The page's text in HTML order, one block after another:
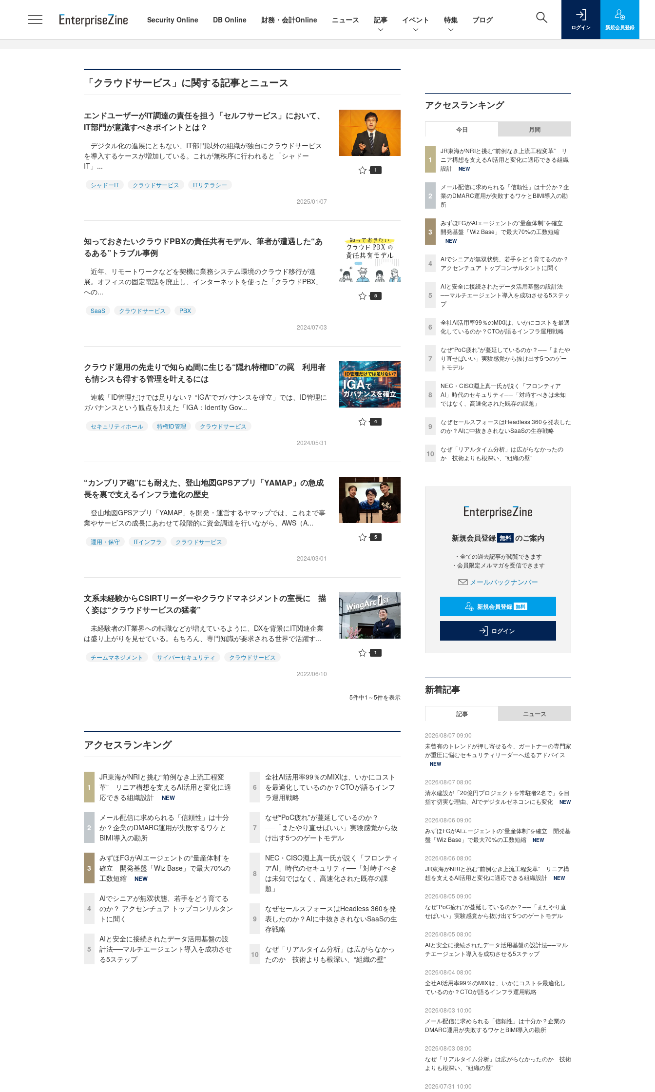
Security Online DB Online 財務・会計Online ニュース 記事 イベント 特集 ブログ
ログイン 新規会員登録
「クラウドサービス」に関する記事とニュース
エンドユーザーがIT調達の責任を担う「セルフサービス」において、
IT部門が意識すべきポイントとは？
デジタル化の進展にともない、IT部門以外の組織が独自にクラウドサービス
を導入するケースが増加している。これが無秩序に行われると「シャドー
IT」...
シャドーIT クラウドサービス
ITリテラシー
2025/01/07
1
知っておきたいクラウドPBXの責任共有モデル、筆者が遭遇した“あ
るある”トラブル事例
近年、リモートワークなどを契機に業務システム環境のクラウド移行が進
展。オフィスの固定電話を廃止し、インターネットを使った「クラウドPBX」
への...
SaaS クラウドサービス
PBX
2024/07/03
5
クラウド運用の先走りで知らぬ間に生じる“隠れ特権ID”の罠 利用者
も情シスも得する管理を叶えるには
連載「ID管理だけでは足りない？ “IGA”でガバナンスを確立」では、ID管理に
ガバナンスという観点を加えた「IGA：Identity Gov...
セキュリティホール 特権ID管理
クラウドサービス
2024/05/31
4
“カンブリア砲”にも耐えた、登山地図GPSアプリ「YAMAP」の急成
長を裏で支えるインフラ進化の歴史
登山地図GPSアプリ「YAMAP」を開発・運営するヤマップでは、これまで事
業やサービスの成長にあわせて段階的に資金調達を行いながら、AWS（A...
運用・保守 ITインフラ
クラウドサービス
2024/03/01
5
文系未経験からCSIRTリーダーやクラウドマネジメントの室長に 描
く姿は“クラウドサービスの猛者”
未経験者のIT業界への転職などが増えているように、DXを背景にIT関連企業
は盛り上がりを見せている。もちろん、専門知識が要求される世界で活躍す...
チームマネジメント サイバーセキュリティ
クラウドサービス
2022/06/10
1
5件中1～5件を表示
アクセスランキング
1
JR東海がNRIと挑む“前例なき上流工程変
革” リニア構想を支えるAI活用と変化に適
応できる組織設計
NEW
2
メール配信に求められる「信頼性」は十分
か？企業のDMARC運用が失敗するワケと
BIMI導入の勘所
3
みずほFGがAIエージェントの“量産体制”を
確立 開発基盤「Wiz Base」で最大70%の
工数短縮
NEW
4
AIでシニアが無双状態、若手をどう育てる
のか？ アクセンチュア トップコンサルタン
トに聞く
5
AIと安全に接続されたデータ活用基盤の設
計法──マルチエージェント導入を成功させ
る5ステップ
6
全社AI活用率99％のMIXIは、いかにコスト
を最適化しているのか？CTOが語るインフ
ラ運用戦略
7
なぜ“PoC疲れ”が蔓延しているのか？
──「またやり直せばいい」実験感覚から抜
け出す5つのゲートモデル
8
NEC・CISO淵上真一氏が説く「フロンティ
アAI」時代のセキュリティ──「対峙すべき
は未知ではなく、高速化された既存の課
題」
9
なぜセールスフォースはHeadless 360を発
表したのか？AIに中抜きされないSaaSの生
存戦略
10
なぜ「リアルタイム分析」は広がらなかっ
たのか 技術よりも根深い、“組織の壁”
アクセスランキング
今日 月間
1
JR東海がNRIと挑む“前例なき上流工程変革” リ
ニア構想を支えるAI活用と変化に適応できる組織
設計
NEW
2
メール配信に求められる「信頼性」は十分か？企
業のDMARC運用が失敗するワケとBIMI導入の勘
所
3
みずほFGがAIエージェントの“量産体制”を確立
開発基盤「Wiz Base」で最大70%の工数短縮
NEW
4
AIでシニアが無双状態、若手をどう育てるのか？
アクセンチュア トップコンサルタントに聞く
5
AIと安全に接続されたデータ活用基盤の設計法
──マルチエージェント導入を成功させる5ステッ
プ
6
全社AI活用率99％のMIXIは、いかにコストを最適
化しているのか？CTOが語るインフラ運用戦略
7
なぜ“PoC疲れ”が蔓延しているのか？──「またや
り直せばいい」実験感覚から抜け出す5つのゲー
トモデル
8
NEC・CISO淵上真一氏が説く「フロンティア
AI」時代のセキュリティ──「対峙すべきは未知
ではなく、高速化された既存の課題」
9
なぜセールスフォースはHeadless 360を発表した
のか？AIに中抜きされないSaaSの生存戦略
10
なぜ「リアルタイム分析」は広がらなかったの
か 技術よりも根深い、“組織の壁”
新規会員登録 無料 のご案内
・全ての過去記事が閲覧できます
・会員限定メルマガを受信できます
メールバックナンバー
新規会員登録 無料
ログイン
新着記事
記事 ニュース
2026/08/07 09:00
未曾有のトレンドが押し寄せる今、ガートナーの専門家
が重圧に悩むセキュリティリーダーへ送るアドバイス
NEW
2026/08/07 08:00
清水建設が「20億円プロジェクトを常駐者2名で」を目
指す切実な理由、AIでデジタルゼネコンにも変化
NEW
2026/08/06 09:00
みずほFGがAIエージェントの“量産体制”を確立 開発基
盤「Wiz Base」で最大70%の工数短縮
NEW
2026/08/06 08:00
JR東海がNRIと挑む“前例なき上流工程変革” リニア構
想を支えるAI活用と変化に適応できる組織設計
NEW
2026/08/05 09:00
なぜ“PoC疲れ”が蔓延しているのか？──「またやり直
せばいい」実験感覚から抜け出す5つのゲートモデル
2026/08/05 08:00
AIと安全に接続されたデータ活用基盤の設計法──マル
チエージェント導入を成功させる5ステップ
2026/08/04 08:00
全社AI活用率99％のMIXIは、いかにコストを最適化し
ているのか？CTOが語るインフラ運用戦略
2026/08/03 10:00
メール配信に求められる「信頼性」は十分か？企業の
DMARC運用が失敗するワケとBIMI導入の勘所
2026/08/03 08:00
なぜ「リアルタイム分析」は広がらなかったのか 技術
よりも根深い、“組織の壁”
2026/07/31 10:00